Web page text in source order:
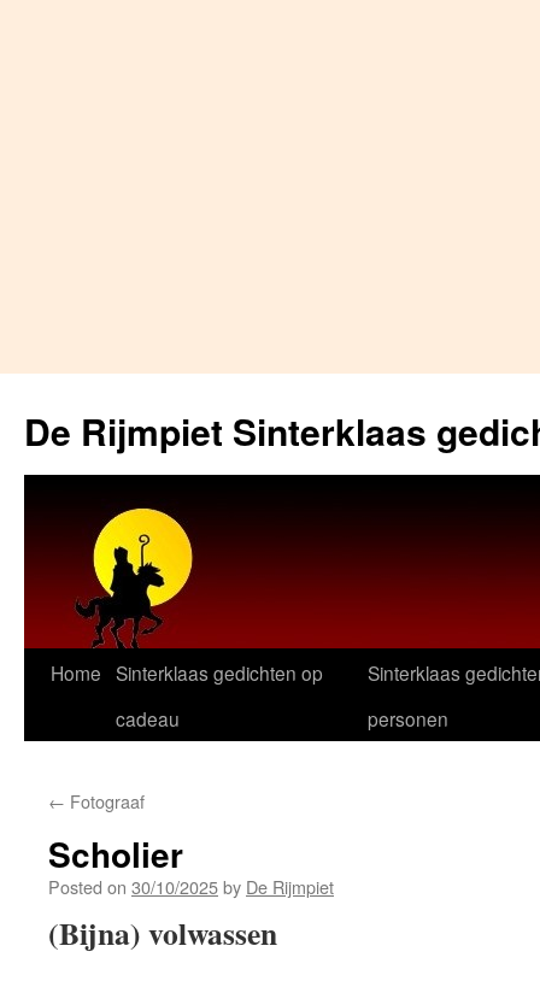
content
De Rijmpiet Sinterklaas
Home Sinterklaas gedichten op
cadeau
Sinterklaas
personen
← Fotograaf
Scholier
Posted on 30/10/2025by De Rijmpiet
(Bijna) volwassen